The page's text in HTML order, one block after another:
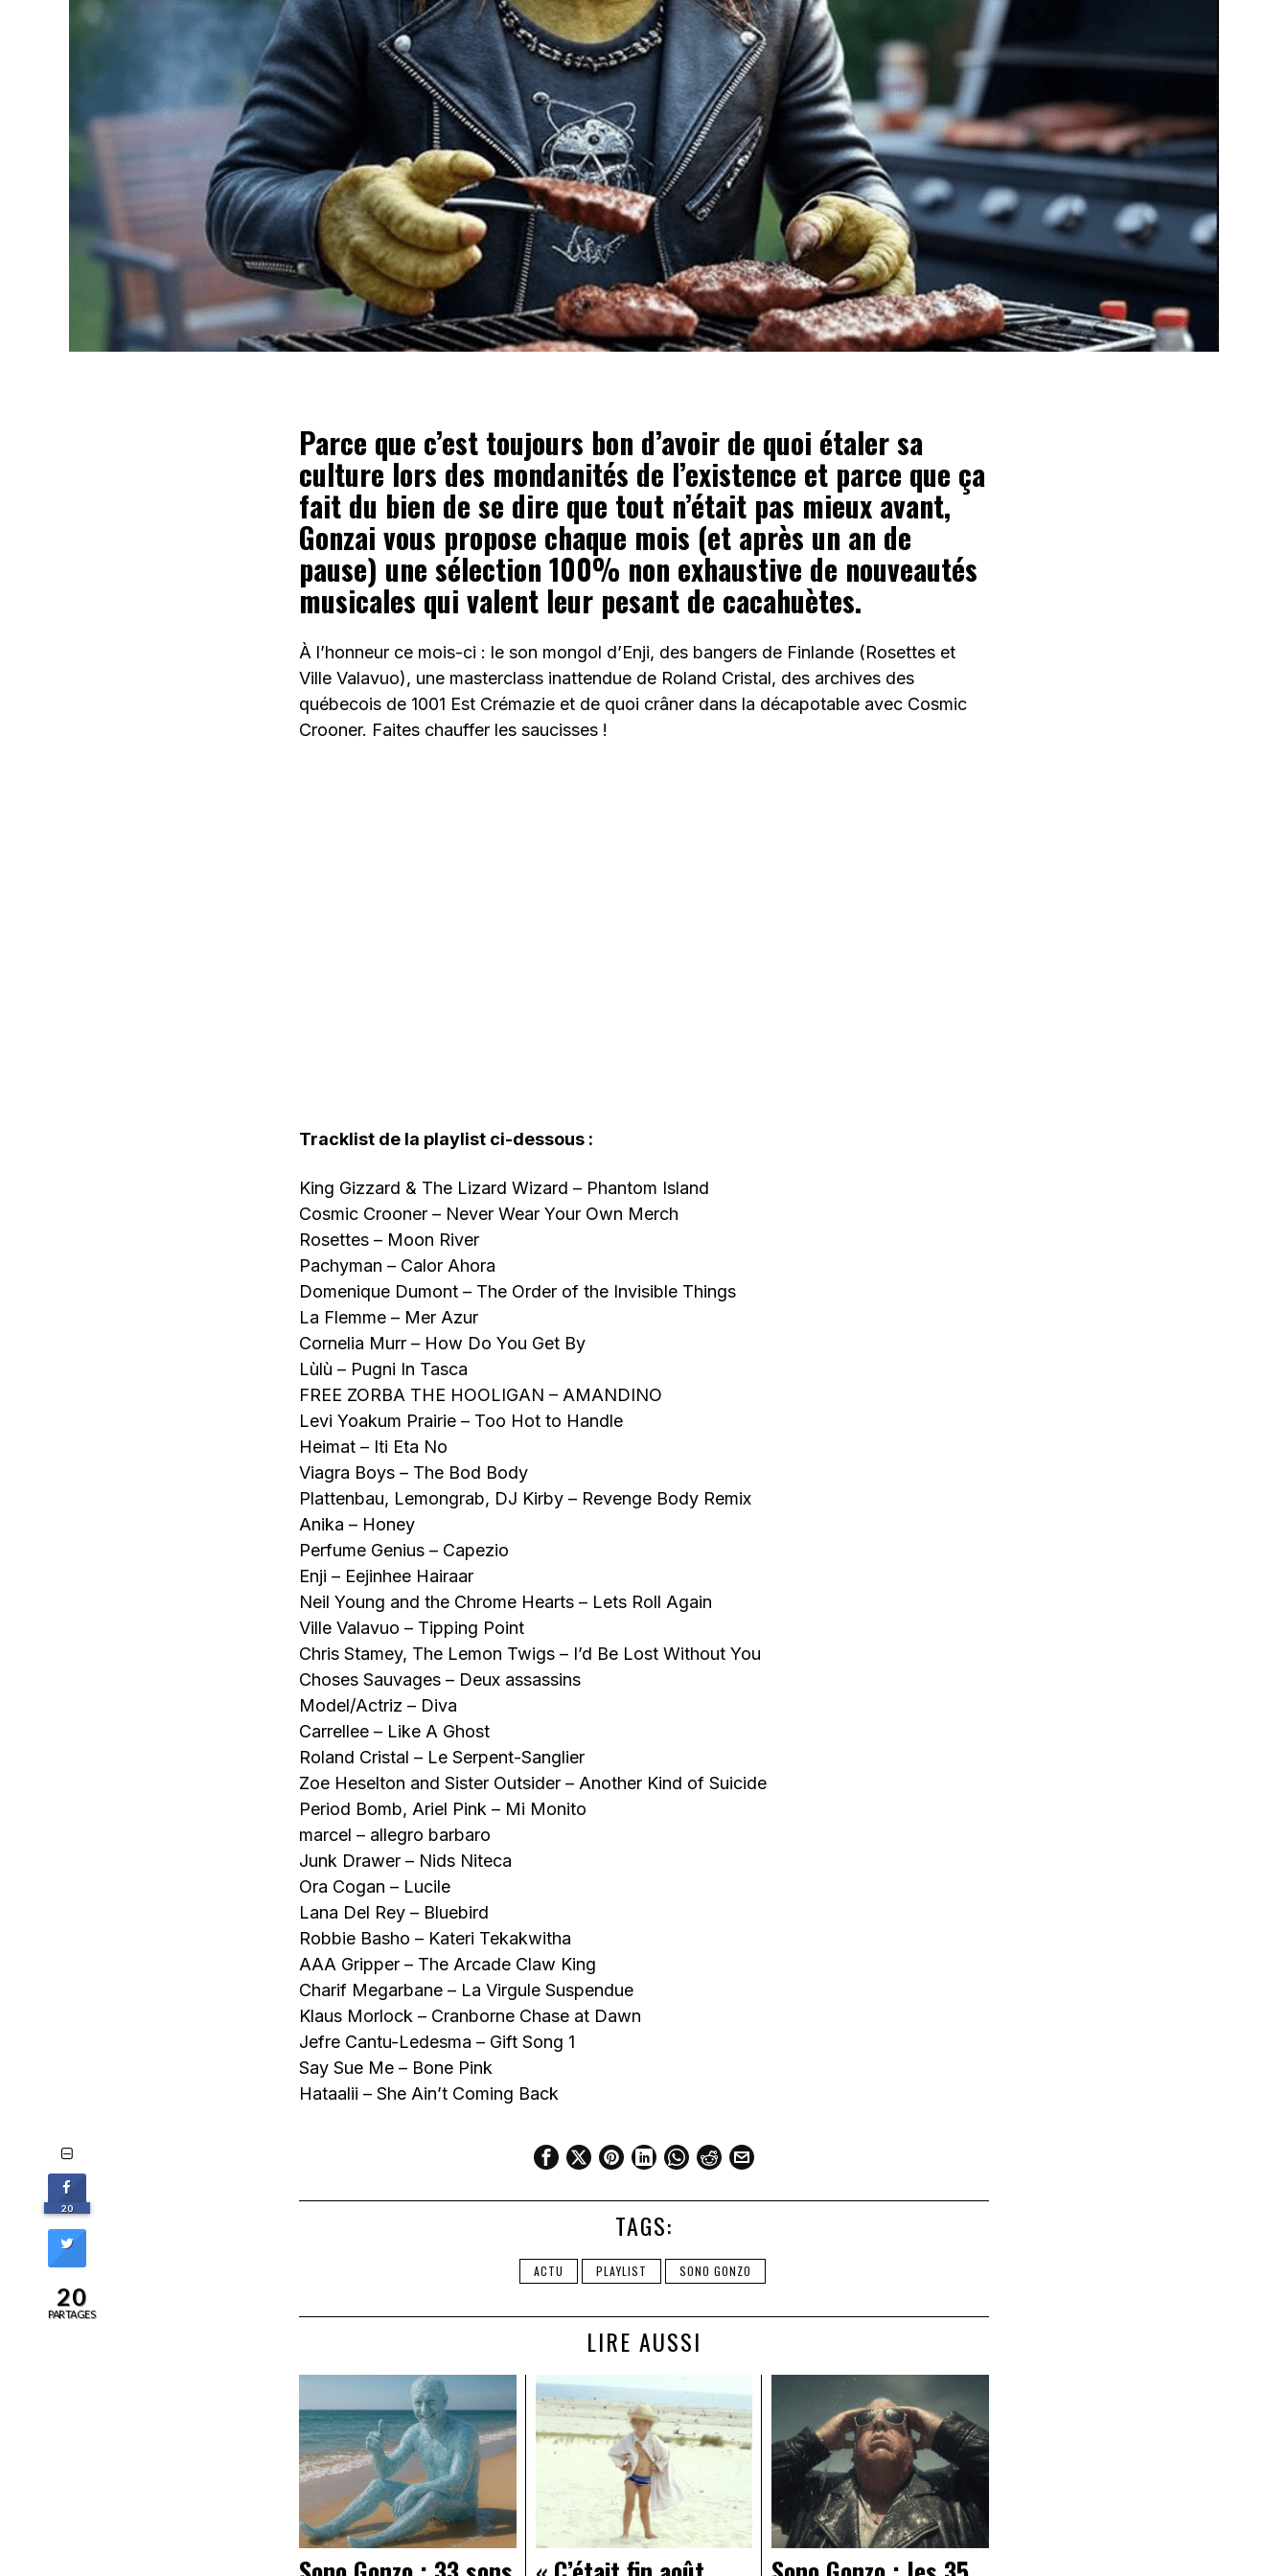
Parce que c’est toujours bon d’avoir de quoi étaler sa
culture lors des mondanités de l’existence et parce que ça
fait du bien de se dire que tout n’était pas mieux avant,
Gonzai vous propose chaque mois (et après un an de
pause) une sélection 100% non exhaustive de nouveautés
musicales qui valent leur pesant de cacahuètes.
À l’honneur ce mois-ci : le son mongol d’Enji, des bangers de Finlande (Rosettes et
Ville Valavuo), une masterclass inattendue de Roland Cristal, des archives des
québecois de 1001 Est Crémazie et de quoi crâner dans la décapotable avec Cosmic
Crooner. Faites chauffer les saucisses !
Tracklist de la playlist ci-dessous :
King Gizzard & The Lizard Wizard – Phantom Island
Cosmic Crooner – Never Wear Your Own Merch
Rosettes – Moon River
Pachyman – Calor Ahora
Domenique Dumont – The Order of the Invisible Things
La Flemme – Mer Azur
Cornelia Murr – How Do You Get By
Lùlù – Pugni In Tasca
FREE ZORBA THE HOOLIGAN – AMANDINO
Levi Yoakum Prairie – Too Hot to Handle
Heimat – Iti Eta No
Viagra Boys – The Bod Body
Plattenbau, Lemongrab, DJ Kirby – Revenge Body Remix
Anika – Honey
Perfume Genius – Capezio
Enji – Eejinhee Hairaar
Neil Young and the Chrome Hearts – Lets Roll Again
Ville Valavuo – Tipping Point
Chris Stamey, The Lemon Twigs – I’d Be Lost Without You
Choses Sauvages – Deux assassins
Model/Actriz – Diva
Carrellee – Like A Ghost
Roland Cristal – Le Serpent-Sanglier
Zoe Heselton and Sister Outsider – Another Kind of Suicide
Period Bomb, Ariel Pink – Mi Monito
marcel – allegro barbaro
Junk Drawer – Nids Niteca
Ora Cogan – Lucile
Lana Del Rey – Bluebird
Robbie Basho – Kateri Tekakwitha
AAA Gripper – The Arcade Claw King
Charif Megarbane – La Virgule Suspendue
Klaus Morlock – Cranborne Chase at Dawn
Jefre Cantu-Ledesma – Gift Song 1
Say Sue Me – Bone Pink
Hataalii – She Ain’t Coming Back
TAGS:
ACTU PLAYLIST SONO GONZO
LIRE AUSSI
20
20
PARTAGES